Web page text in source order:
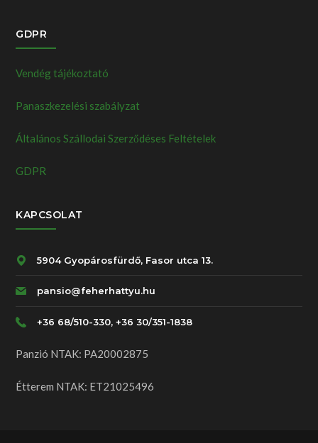
GDPR
Vendég tájékoztató
Panaszkezelési szabályzat
Általános Szállodai Szerződéses Feltételek
GDPR
KAPCSOLAT
5904 Gyopárosfürdő, Fasor utca 13.
pansio@feherhattyu.hu
+36 68/510-330, +36 30/351-1838
Panzió NTAK: PA20002875
Étterem NTAK: ET21025496